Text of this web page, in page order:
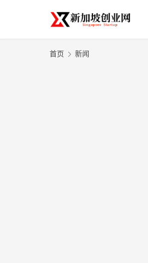
首页 新闻